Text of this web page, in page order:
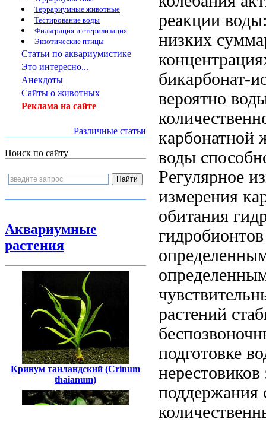
Террариумные животные
Тестирование воды
Фильтрация и стерилизация
Экзотические птицы
Статьи по аквариумистике
Это интересно...
Анекдоты
Сайты о животных
Реклама на сайте
Различные статьи
Поиск по сайту
Аквариумные
растения
Кринум таиландский (Crinum
thaianum)
реакции
низких
бикарбонат-
вероятно
карбонатной
воды
Регулярное
измерения
обитания
растений
подготовке
нерестовиков
поддержания